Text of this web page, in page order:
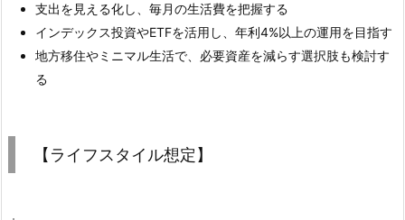
支出を見える化し、毎月の生活費を把握する
インデックス投資やETFを活用し、年利4%以上の運用を目指す
地方移住やミニマル生活で、必要資産を減らす選択肢も検討す
る
【ライフスタイル想定】